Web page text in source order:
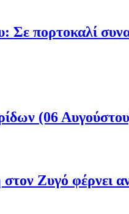
Σε πορτοκαλί
(06
Ζυγό φέρνει